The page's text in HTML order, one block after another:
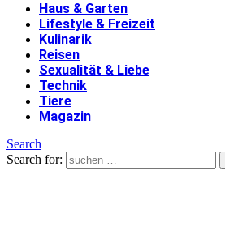
Haus & Garten
Lifestyle & Freizeit
Kulinarik
Reisen
Sexualität & Liebe
Technik
Tiere
Magazin
Search
Search for: